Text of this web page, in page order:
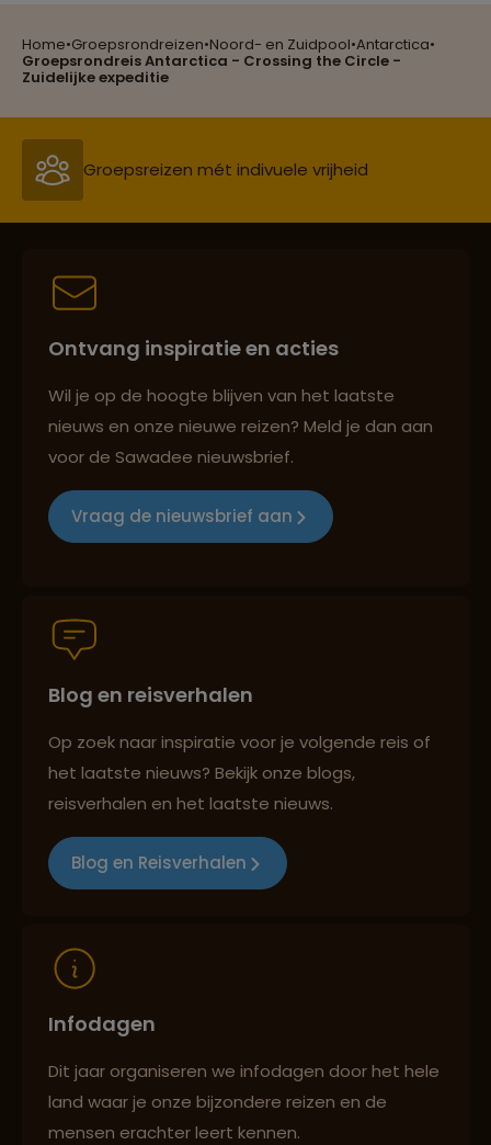
Home•Groepsrondreizen•Noord- en Zuidpool•Antarctica•
Groepsrondreis Antarctica - Crossing the Circle -
Zuidelijke expeditie
Reizen met oog voor mens, cultuur en milieu
Groepsreizen mét indivuele vrijheid
Persoonlijk en deskundig reisadvies
Reizen met oog voor mens, cultuur en milieu
Persoonlijk en deskundig reisadvies
Best beoordeelde reisroutes
Ontvang inspiratie en acties
Wil je op de hoogte blijven van het laatste
nieuws en onze nieuwe reizen? Meld je dan aan
voor de Sawadee nieuwsbrief.
Vraag de nieuwsbrief aan
Blog en reisverhalen
Op zoek naar inspiratie voor je volgende reis of
het laatste nieuws? Bekijk onze blogs,
reisverhalen en het laatste nieuws.
Blog en Reisverhalen
Infodagen
Dit jaar organiseren we infodagen door het hele
land waar je onze bijzondere reizen en de
mensen erachter leert kennen.